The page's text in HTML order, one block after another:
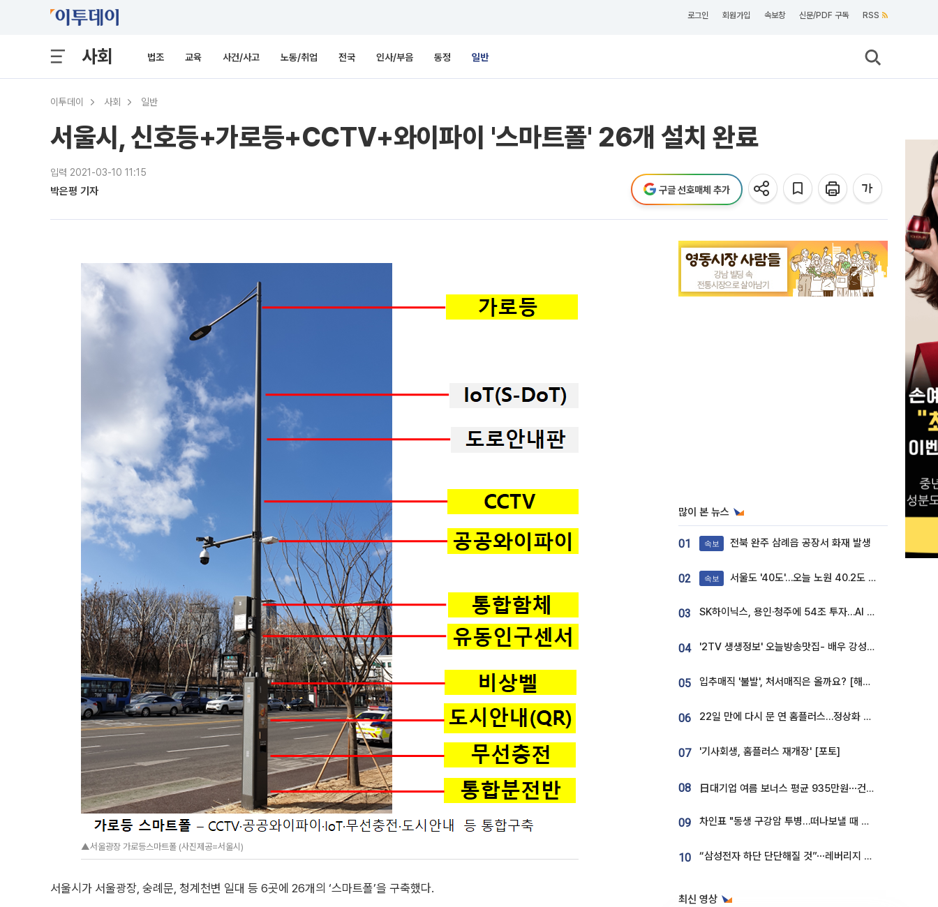
로그인 회원가입 속보창 신문/PDF 구독 RSS
사회 법조 교육 사건/사고 노동/취업 전국 인사/부음 동정 일반
이투데이 사회 일반
서울시, 신호등+가로등+CCTV+와이파이 '스마트폴' 26개 설치 완료
입력 2021-03-10 11:15
박은평 기자 구글 선호매체 추가
▲서울광장 가로등스마트폴 (사진제공=서울시)
서울시가 서울광장, 숭례문, 청계천변 일대 등 6곳에 26개의 ‘스마트폴’을 구축했다.
많이 본 뉴스
01 속보 전북 완주 삼례읍 공장서 화재 발생
02 속보 서울도 '40도'…오늘 노원 40.2도 기록
03 SK하이닉스, 용인·청주에 54조 투자…AI 메모리 생산기지 키운다
04 '2TV 생생정보' 오늘방송맛집- 배우 강성진 단골! 쌀국수ㆍ푸팟퐁 커리 맛집 '블○○○'
05 입추매직 '불발', 처서매직은 올까요? [해시태그]
06 22일 만에 다시 문 연 홈플러스…정상화 바쁜데 재고 없어 ‘발동동’[가보니]
07 '기사회생, 홈플러스 재개장' [포토]
08 日대기업 여름 보너스 평균 935만원⋯건설회사 1800만 넘어
09 차인표 "동생 구강암 투병…떠나보낼 때 가장 힘들었다”
10 “삼성전자 하단 단단해질 것”⋯레버리지 규제에 쏠림 완화 [찐코노미]
최신 영상